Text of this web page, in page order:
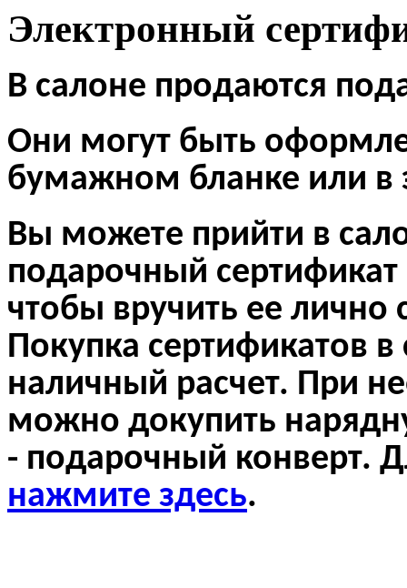
Электронный
В салоне продаются
Они могут быть
бумажном бланке или в
Вы можете прийти в
подарочный
чтобы вручить ее лично
Покупка сертификатов
наличный расчет. При
можно докупить
- подарочный конверт.
нажмите здесь.